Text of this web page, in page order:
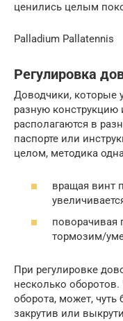
ценились целым
Palladium Pallatennis
Регулировка
Доводчики, которые
разную
располагаются в
паспорте или
целом, методика
вращая винт
поворачивая
тормозим/
При регулировке
несколько оборотов.
оборота, может,
закрутив или